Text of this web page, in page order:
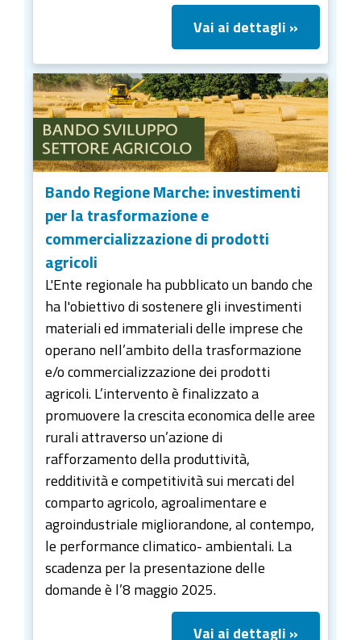
Vai ai dettagli »
Bando Regione Marche: investimenti
per la trasformazione e
commercializzazione di prodotti
agricoli
L'Ente regionale ha pubblicato un bando che
ha l'obiettivo di sostenere gli investimenti
materiali ed immateriali delle imprese che
operano nell’ambito della trasformazione
e/o commercializzazione dei prodotti
agricoli. L’intervento è finalizzato a
promuovere la crescita economica delle aree
rurali attraverso un’azione di
rafforzamento della produttività,
redditività e competitività sui mercati del
comparto agricolo, agroalimentare e
agroindustriale migliorandone, al contempo,
le performance climatico- ambientali. La
scadenza per la presentazione delle
domande è l’8 maggio 2025.
Vai ai dettagli »